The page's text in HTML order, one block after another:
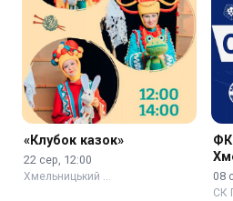
«Клубок казок»
22 сер, 12:00
Хмельницький …
ФК
08
СК